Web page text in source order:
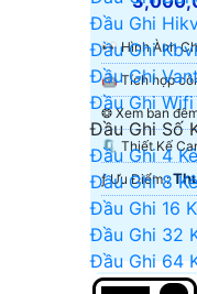
Đầu Ghi
Đầu Ghi
Đầu Ghi
Đầu Ghi Wifi
Đầu Ghi Số
Đầu Ghi 4
Đầu Ghi 8
Đầu Ghi 16
Đầu Ghi 32
Đầu Ghi 64
️👀 Hình Ành
Ngoại SMD.
🗜️ Thiết Kế
️ƒ Ưu Điểm :